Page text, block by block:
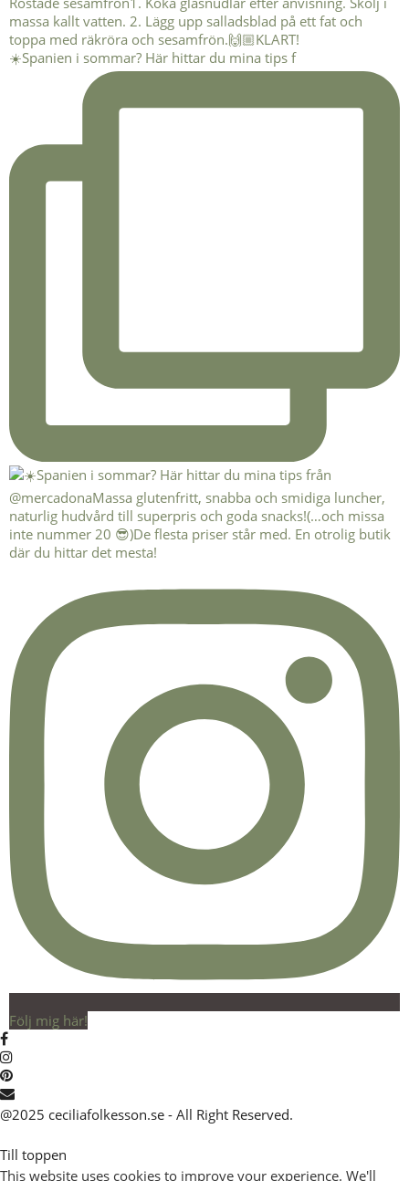
☀️Spanien i sommar? Här hittar du mina tips f
Följ mig här!
@2025 ceciliafolkesson.se - All Right Reserved.
Till toppen
This website uses cookies to improve your experience. We'll